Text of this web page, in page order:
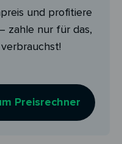
und profitiere
zahle nur für das,
Preisrechner